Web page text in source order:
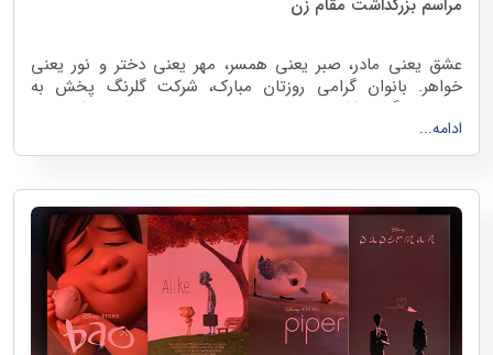
مراسم بزرگداشت مقام زن
عشق یعنی مادر، صبر یعنی همسر، مهر یعنی دختر و نور یعنی
خواهر. بانوان گرامی روزتان مبارک، شرکت گلرنگ پخش به
مناسبت گرامیداشت روز زن، همزمان با تقدیر از بانوان تمام
شعب در سطح کشور، با دعوت از همکاران شعب تهران از آنها
قدردانی نمود.
ادامه...